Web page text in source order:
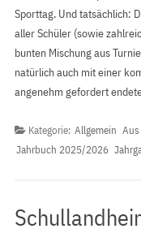
Sporttag. Und tatsächlich:
aller Schüler (sowie
bunten Mischung aus
natürlich auch mit einer
angenehm gefordert
Kategorie: Allgemein
Jahrbuch 2025/2026